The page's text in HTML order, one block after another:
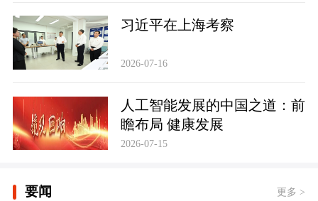
习近平在上海考察
2026-07-16
人工智能发展的中国之道：前
瞻布局 健康发展
2026-07-15
要闻 更多 >